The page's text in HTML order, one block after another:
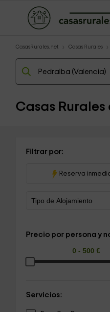
CasasRurales.net Casas Rurales
Casas
Filtrar por:
Reserva
Precio por persona y
Servicios: